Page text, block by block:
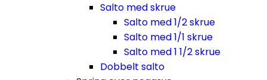
Salto med skrue
Salto med 1/2 skrue
Salto med 1/1 skrue
Salto med 1 1/2 skrue
Dobbelt salto